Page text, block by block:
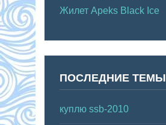
Жилет Apeks Black Ice
ПОСЛЕДНИЕ ТЕМЫ
куплю ssb-2010